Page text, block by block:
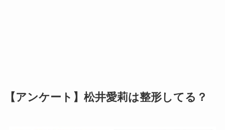
【アンケート】松井愛莉は整形してる？